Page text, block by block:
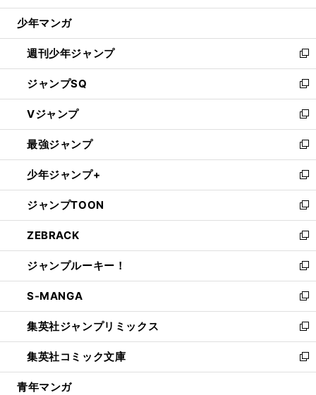
ウ
開
く
少年マンガ
週刊少年ジャンプ
新
し
い
ウ
ィ
ン
ド
ウ
で
開
く
ジャンプSQ
新
し
い
ウ
ィ
ン
ド
ウ
で
開
く
Vジャンプ
新
し
い
ウ
ィ
ン
ド
ウ
で
開
く
最強ジャンプ
新
し
い
ウ
ィ
ン
ド
ウ
で
開
く
少年ジャンプ+
新
し
い
ウ
ィ
ン
ド
ウ
で
開
く
ジャンプTOON
新
し
い
ウ
ィ
ン
ド
ウ
で
開
く
ZEBRACK
新
し
い
ウ
ィ
ン
ド
ウ
で
開
ジャンプルーキー！
新
し
い
ウ
ィ
ン
ド
ウ
S-MANGA
新
し
い
ウ
ィ
ン
集英社ジャンプリミックス
新
し
い
ウ
集英社コミック文庫
新
し
青年マンガ